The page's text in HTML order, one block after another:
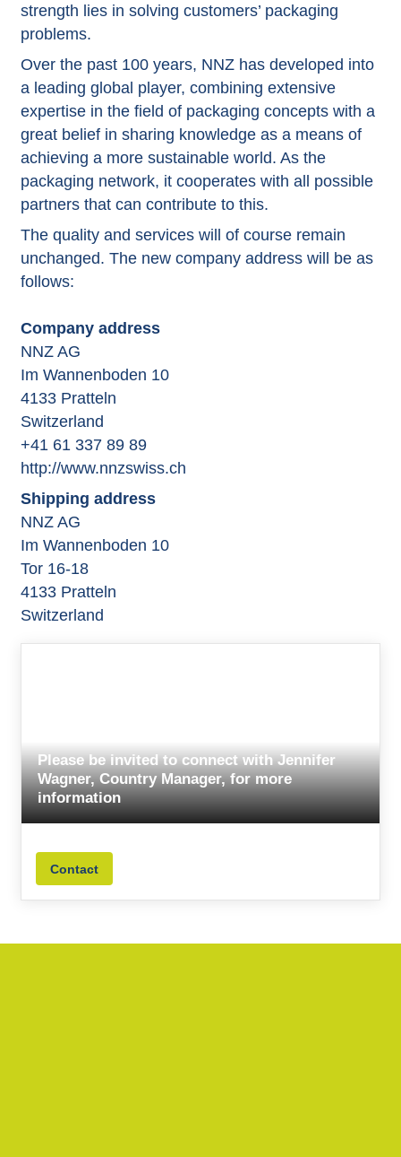
strength lies in solving customers’ packaging
problems.
Over the past 100 years, NNZ has developed into
a leading global player, combining extensive
expertise in the field of packaging concepts with a
great belief in sharing knowledge as a means of
achieving a more sustainable world. As the
packaging network, it cooperates with all possible
partners that can contribute to this.
The quality and services will of course remain
unchanged. The new company address will be as
follows:
Company address
NNZ AG
Im Wannenboden 10
4133 Pratteln
Switzerland
+41 61 337 89 89
http://www.nnzswiss.ch
Shipping address
NNZ AG
Im Wannenboden 10
Tor 16-18
4133 Pratteln
Switzerland
Please be invited to connect with Jennifer
Wagner, Country Manager, for more
information
Contact